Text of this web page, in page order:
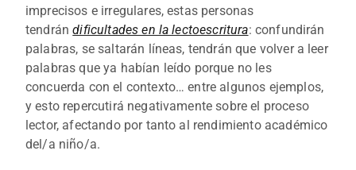
imprecisos e irregulares, estas personas
tendrándificultades en la lectoescritura: confundirán
palabras, se saltarán líneas, tendrán que volver a leer
palabras que ya habían leído porque no les
concuerda con el contexto… entre algunos ejemplos,
y esto repercutirá negativamente sobre el proceso
lector, afectando por tanto al rendimiento académico
del/a niño/a.